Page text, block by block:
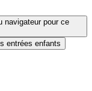
navigateur pour ce
entrées enfants